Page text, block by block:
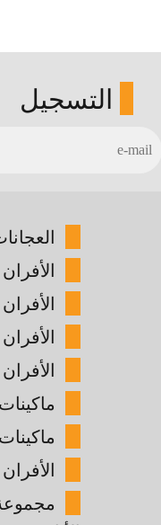
التسجيل
مجموعة